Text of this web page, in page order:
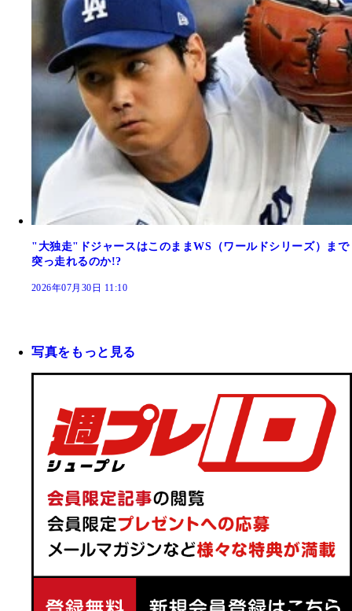
"大独走"ドジャースはこのままWS（ワールドシリーズ）まで
突っ走れるのか!?
2026年07月30日 11:10
写真をもっと見る